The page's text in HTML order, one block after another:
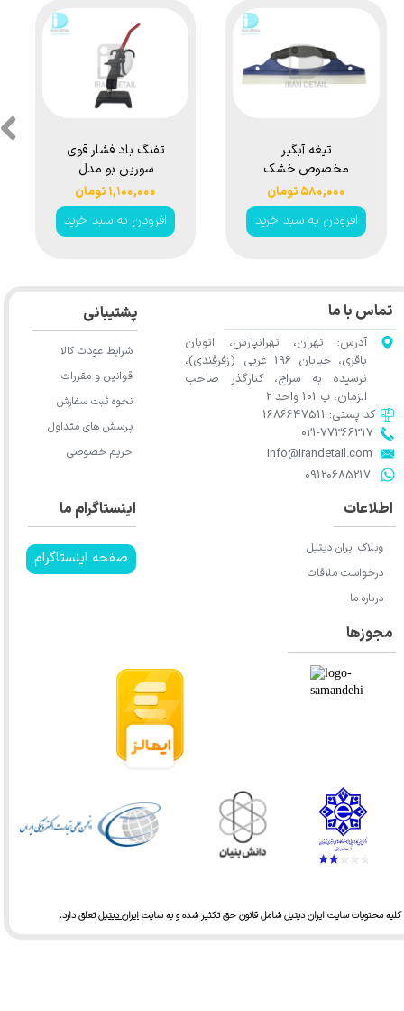
تفنگ باد فشار قوی
سورين بو مدل
Surainbow Air
Blow Nozzle Gun
۱,۱۰۰,۰۰۰ تومان
افزودن به سبد خرید
تیغه آبگیر
مخصوص خشک
کردن ماشین مدل
Flexi blade
۵۸۰,۰۰۰ تومان
افزودن به سبد خرید
محتویات سایت ایران دیتیل شامل قانون حق تکثیر شده و به سایتایران دیتیلتعلق دارد.​​​​​​​
تماس با ما
آدرس: تهران، تهرانپارس، اتوبان
باقری، خیابان 196 غربی (زفرقندی)،
نرسیده به سراج، کنارگذر صاحب
الزمان، پ 101 واحد 2
​​​​​​​info@irandetail.com
021-77366317​​​​​​​​​​​​​​​​​​​​​
​​​​​​​09120685217​​​​​​​
کد پستی: 1686647511
اینستاگرام ما
صفحه اینستاگرام
اطلاعات
وبلاگ ایران دیتیل
درخواست ملاقات
درباره ما
پشتیبانی
شرایط عودت کالا
قوانین و مقررات
نحوه ثبت سفارش
پرسش های متداول
حریم خصوصی
مجوزها